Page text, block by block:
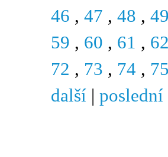
46 , 47 , 48 ,
59 , 60 , 61 ,
72 , 73 , 74 ,
další
poslední